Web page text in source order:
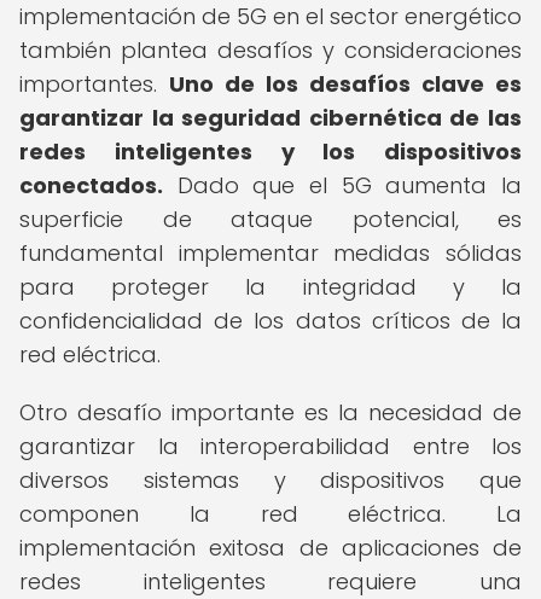
implementación de 5G en el sector energético
también plantea desafíos y consideraciones
importantes. Uno de los desafíos clave es
garantizar la seguridad cibernética de las
redes inteligentes y los dispositivos
conectados. Dado que el 5G aumenta la
superficie de ataque potencial, es
fundamental implementar medidas sólidas
para proteger la integridad y la
confidencialidad de los datos críticos de la
red eléctrica.
Otro desafío importante es la necesidad de
garantizar la interoperabilidad entre los
diversos sistemas y dispositivos que
componen la red eléctrica. La
implementación exitosa de aplicaciones de
redes inteligentes requiere una